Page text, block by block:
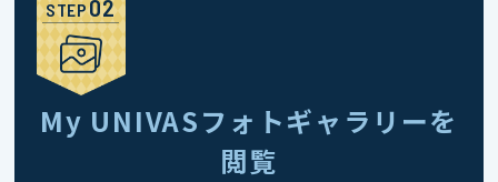
STEP
My UNIVASフォトギャラリーを
閲覧